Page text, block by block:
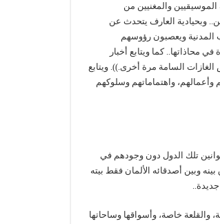
والمغنيين من
وبحيادية العارف يتحدث عن
المدنية ويعصبون رؤوسهم
محاذاتها.. كما ويتابع أخبار
السامة مرة أخرى.)). ويتابع
واهتماماتهم وسلوكهم
تلك الدول دون وجودهم في
وبين أصدقائه الألمان فقط بيته
والقلعة خاصة، وأسواقها وساحاتها